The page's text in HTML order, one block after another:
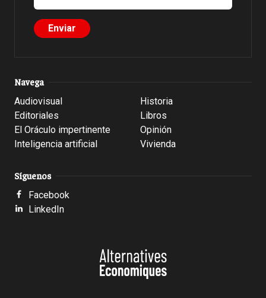
Navega
Audiovisual
Editoriales
El Oráculo impertinente
Inteligencia artificial
Historia
Libros
Opinión
Vivienda
Síguenos
Facebook
LinkedIn